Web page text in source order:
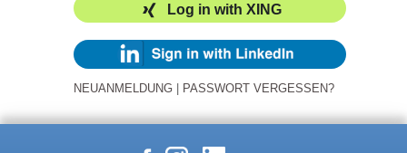
Log in with XING
NEUANMELDUNG PASSWORT VERGESSEN?